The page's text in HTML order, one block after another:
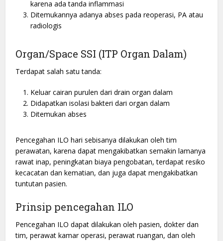
karena ada tanda inflammasi
Ditemukannya adanya abses pada reoperasi, PA atau
radiologis
Organ/Space SSI (ITP Organ Dalam)
Terdapat salah satu tanda:
Keluar cairan purulen dari drain organ dalam
Didapatkan isolasi bakteri dari organ dalam
Ditemukan abses
Pencegahan ILO hari sebisanya dilakukan oleh tim
perawatan, karena dapat mengakibatkan semakin lamanya
rawat inap, peningkatan biaya pengobatan, terdapat resiko
kecacatan dan kematian, dan juga dapat mengakibatkan
tuntutan pasien.
Prinsip pencegahan ILO
Pencegahan ILO dapat dilakukan oleh pasien, dokter dan
tim, perawat kamar operasi, perawat ruangan, dan oleh